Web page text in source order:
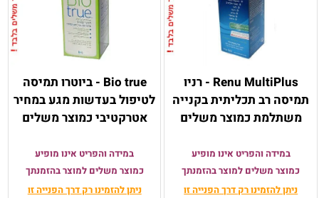
Renu MultiPlus - רניו
תמיסה רב תכליתית בקנייה
משתלמת כמוצר משלים
במידה והפריט אינו מופיע
כמוצר משלים למוצר בהזמנתך
ניתן להזמינו רק דרך הפנייה זו
Bio true - ביוטרו תמיסה
לטיפול בעדשות מגע במחיר
אטרקטיבי כמוצר משלים
במידה והפריט אינו מופיע
כמוצר משלים למוצר בהזמנתך
ניתן להזמינו רק דרך הפנייה זו